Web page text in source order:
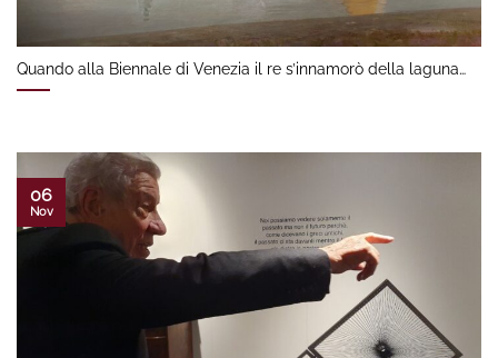
Quando alla Biennale di Venezia il re s’innamorò della laguna…
06
Nov